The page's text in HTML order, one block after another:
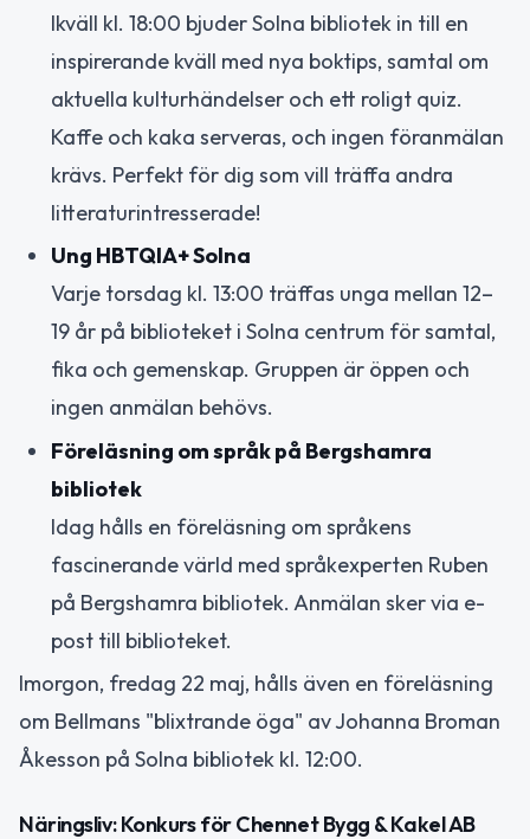
Ikväll kl. 18:00 bjuder Solna bibliotek in till en
inspirerande kväll med nya boktips, samtal om
aktuella kulturhändelser och ett roligt quiz.
Kaffe och kaka serveras, och ingen föranmälan
krävs. Perfekt för dig som vill träffa andra
litteraturintresserade!
Ung HBTQIA+ Solna
Varje torsdag kl. 13:00 träffas unga mellan 12–
19 år på biblioteket i Solna centrum för samtal,
fika och gemenskap. Gruppen är öppen och
ingen anmälan behövs.
Föreläsning om språk på Bergshamra
bibliotek
Idag hålls en föreläsning om språkens
fascinerande värld med språkexperten Ruben
på Bergshamra bibliotek. Anmälan sker via e-
post till biblioteket.
Imorgon, fredag 22 maj, hålls även en föreläsning
om Bellmans "blixtrande öga" av Johanna Broman
Åkesson på Solna bibliotek kl. 12:00.
Näringsliv: Konkurs för Chennet Bygg & Kakel AB